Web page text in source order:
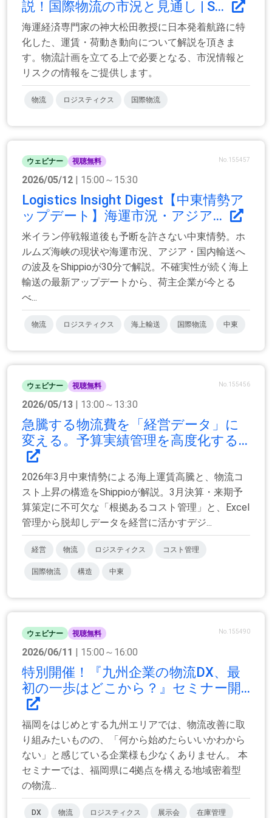
説！国際物流の市況と見通し | S...
海運経済専門家の神大松田教授に日本発着航路に特
化した、運賃・荷動き動向について解説を頂きま
す。物流計画を立てる上で必要となる、市況情報と
リスクの情報をご提供します。
物流 ロジスティクス 国際物流
ウェビナー 視聴無料 No.155457
2026/05/12 | 15:00～15:30
Logistics Insight Digest【中東情勢ア
ップデート】海運市況・アジア...
米イラン停戦報道後も予断を許さない中東情勢。ホ
ルムズ海峡の現状や海運市況、アジア・国内輸送へ
の波及をShippioが30分で解説。不確実性が続く海上
輸送の最新アップデートから、荷主企業が今とる
べ...
物流 ロジスティクス 海上輸送 国際物流 中東
ウェビナー 視聴無料 No.155456
2026/05/13 | 13:00～13:30
急騰する物流費を「経営データ」に
変える。予算実績管理を高度化する...
2026年3月中東情勢による海上運賃高騰と、物流コ
スト上昇の構造をShippioが解説。3月決算・来期予
算策定に不可欠な「根拠あるコスト管理」と、Excel
管理から脱却しデータを経営に活かすデジ...
経営 物流 ロジスティクス コスト管理
国際物流 構造 中東
ウェビナー 視聴無料 No.155490
2026/06/11 | 15:00～16:00
特別開催！『九州企業の物流DX、最
初の一歩はどこから？』セミナー開...
福岡をはじめとする九州エリアでは、物流改善に取
り組みたいものの、「何から始めたらいいかわから
ない」と感じている企業様も少なくありません。 本
セミナーでは、福岡県に4拠点を構える地域密着型
の物流...
DX 物流 ロジスティクス 展示会 在庫管理